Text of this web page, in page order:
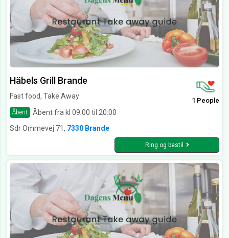
Häbels Grill Brande
Fast food, Take Away
Åbent Åbent fra kl 09:00 til 20:00
1 People
Sdr Ommevej 71, 7330 Brande
Ring og bestil